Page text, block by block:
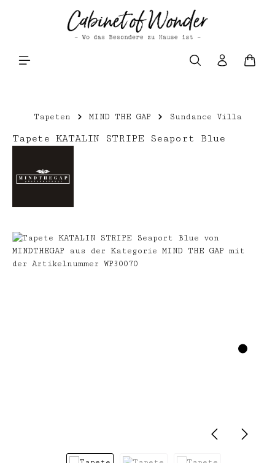
Zum Hauptinhalt springen
Tapeten MIND THE GAP Sundance Villa
Tapete KATALIN STRIPE Seaport Blue
Bildergalerie überspringen